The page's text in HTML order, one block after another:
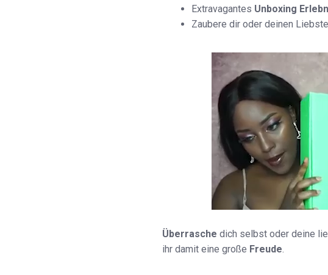
Extravagantes Unboxing
Zaubere dir oder deinen
Überrasche dich selbst oder deine
ihr damit eine große Freude